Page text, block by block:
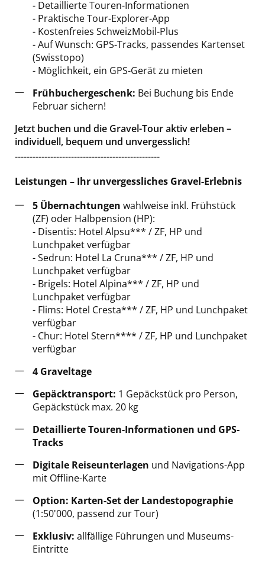
- Detaillierte Touren-Informationen
- Praktische Tour-Explorer-App
- Kostenfreies SchweizMobil-Plus
- Auf Wunsch: GPS-Tracks, passendes Kartenset
(Swisstopo)
- Möglichkeit, ein GPS-Gerät zu mieten
Frühbuchergeschenk: Bei Buchung bis Ende
Februar sichern!
Jetzt buchen und die Gravel-Tour aktiv erleben –
individuell, bequem und unvergesslich!
-------------------------------------------------
Leistungen – Ihr unvergessliches Gravel-Erlebnis
5 Übernachtungen wahlweise inkl. Frühstück
(ZF) oder Halbpension (HP):
- Disentis: Hotel Alpsu*** / ZF, HP und
Lunchpaket verfügbar
- Sedrun: Hotel La Cruna*** / ZF, HP und
Lunchpaket verfügbar
- Brigels: Hotel Alpina*** / ZF, HP und
Lunchpaket verfügbar
- Flims: Hotel Cresta*** / ZF, HP und Lunchpaket
verfügbar
- Chur: Hotel Stern**** / ZF, HP und Lunchpaket
verfügbar
4 Graveltage
Gepäcktransport: 1 Gepäckstück pro Person,
Gepäckstück max. 20 kg
Detaillierte Touren-Informationen und GPS-
Tracks
Digitale Reiseunterlagen und Navigations-App
mit Offline-Karte
Option: Karten-Set der Landestopographie
(1:50'000, passend zur Tour)
Exklusiv: allfällige Führungen und Museums-
Eintritte